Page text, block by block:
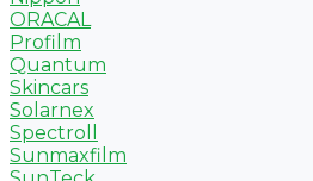
ORACAL
Profilm
Quantum
Skincars
Solarnex
Spectroll
Sunmaxfilm